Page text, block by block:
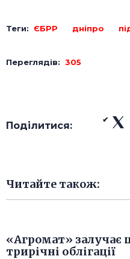
Теги: ЄБРР дніпро
Переглядів: 305
Поділитися:
Читайте також:
«Агромат» залучає
трирічні облігації